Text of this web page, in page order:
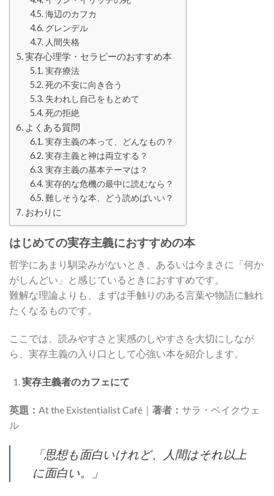
海辺のカフカ
グレンデル
人間失格
実存心理学・セラピーのおすすめ本
実存療法
死の不安に向き合う
失われし自己をもとめて
死の拒絶
よくある質問
実存主義の本って、どんなもの？
実存主義と神は両立する？
実存主義の基本テーマは？
実存的な危機の最中に読むなら？
難しそうな本、どう読めばいい？
おわりに
はじめての実存主義におすすめの本
哲学にあまり馴染みがないとき、あるいは今まさに「何か
がしんどい」と感じているときにおすすめです。
難解な理論よりも、まずは手触りのある言葉や物語に触れ
たくなるものです。
ここでは、読みやすさと実感のしやすさを大切にしなが
ら、実存主義の入り口として心強い本を紹介します。
実存主義者のカフェにて
英題： At the Existentialist Café｜ 著者： サラ・ベイクウェ
ル
「思想も面白いけれど、人間はそれ以上
に面白い。」